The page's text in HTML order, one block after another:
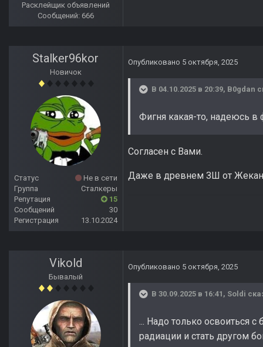
Расклейщик объявлений
Сообщений: 666
Stalker96kor
Новичок
Статус
Не в сети
Группа
Сталкеры
Репутация
15
Сообщений
30
Регистрация
13.10.2024
Опубликовано 5 октября, 2025
В 04.10.2025 в 20:39, B0gdan
Фигня какая-то, надеюсь в
Согласен с Вами.
Даже в древнем ЗШ от
Vikold
Бывалый
Опубликовано 5 октября, 2025
В 30.09.2025 в 16:41, Soldi
... Надо только освоиться
радиации и стать другом